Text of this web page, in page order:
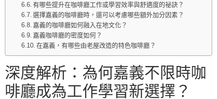
有哪些提升在咖啡廳工作或學習效率與舒適度的祕訣？
選擇嘉義的咖啡廳時，還可以考慮哪些額外加分因素？
嘉義的咖啡廳如何融入在地文化？
嘉義咖啡廳的密度如何？
在嘉義，有哪些由老屋改造的特色咖啡廳？
深度解析：為何嘉義不限時咖
啡廳成為工作學習新選擇？